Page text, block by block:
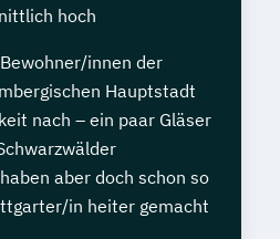
hoch
innen der
Hauptstadt
nach – ein paar Gläser
aber doch schon so
in heiter gemacht